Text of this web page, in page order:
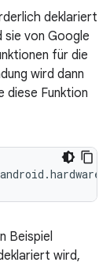
deklariert
sie von Google
für die
wird dann
Funktion
Beispiel
wird,